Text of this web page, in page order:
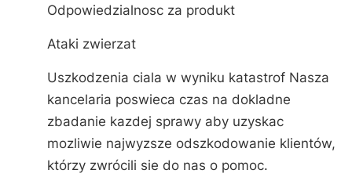
Odpowiedzialnosc za produkt
Ataki zwierzat
Uszkodzenia ciala w wyniku katastrof Nasza
kancelaria poswieca czas na dokladne
zbadanie kazdej sprawy aby uzyskac
mozliwie najwyzsze odszkodowanie klientów,
którzy zwrócili sie do nas o pomoc.